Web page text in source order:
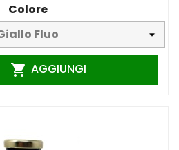
Colore
 AGGIUNGI